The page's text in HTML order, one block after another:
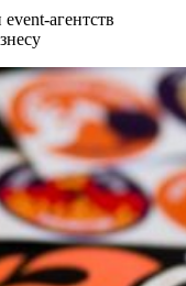
агентств